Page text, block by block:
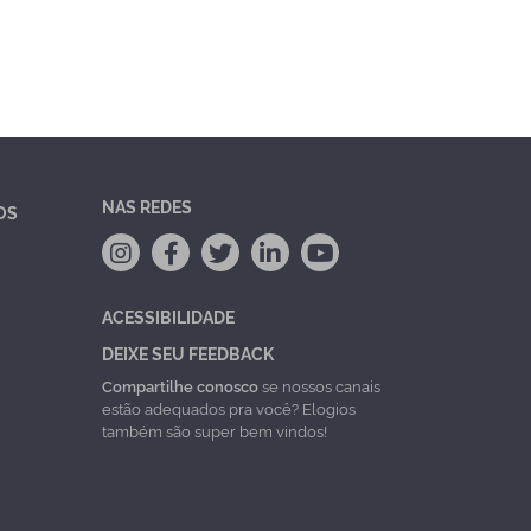
NAS REDES
ACESSIBILIDADE
DEIXE SEU FEEDBACK
Compartilhe conoscose nossos canais
estão adequados pra você? Elogios
também são super bem vindos!